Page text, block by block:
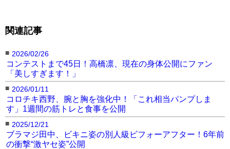
関連記事
■ 2026/02/26
コンテストまで45日！高橋凛、現在の身体公開にファン
「美しすぎます！」
■ 2026/01/11
コロチキ西野、腕と胸を強化中！「これ相当パンプしま
す」1週間の筋トレと食事を公開
■ 2025/12/21
ブラマジ田中、ビキニ姿の別人級ビフォーアフター！6年前
の衝撃“激ヤセ姿”公開